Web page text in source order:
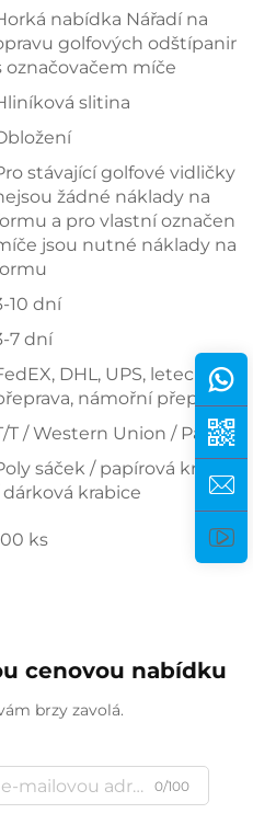
nabídka Nářadí na
golfových odštípanin
označovačem míče
slitina
stávající golfové vidličky
žádné náklady na
a pro vlastní označení
jsou nutné náklady na
10 dní
7 dní
DHL, UPS, letecká
námořní přeprava
T / Western Union / Paypal
sáček / papírová krabice
dárková krabice
ks
cenovou nabídku
brzy zavolá.
0/100